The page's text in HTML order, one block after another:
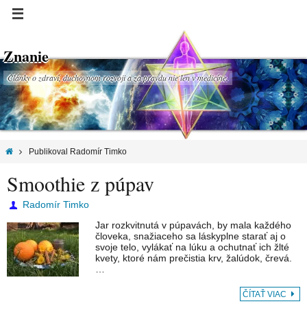
Znanie
Články o zdraví, duchovnom rozvoji a za pravdu nie len v medicíne.
Publikoval Radomír Timko
Smoothie z púpav
Radomír Timko
Jar rozkvitnutá v púpavách, by mala každého
človeka, snažiaceho sa láskyplne starať aj o
svoje telo, vylákať na lúku a ochutnať ich žlté
kvety, ktoré nám prečistia krv, žalúdok, črevá.
ČÍTAŤ VIAC